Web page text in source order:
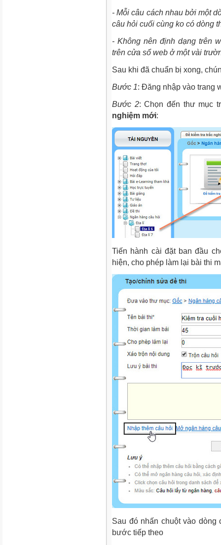
- Mỗi câu cách nhau bởi một
câu hỏi cuối cùng ko có dòng
- Không nên định dạng trên
trên cửa sổ web ở một vài
Sau khi đã chuẩn bị xong,
Bước 1: Đăng nhập vào trang
Bước 2: Chọn đến thư mục
nghiệm mới:
Tiến hành cài đặt ban đầu
hiện, cho phép làm lại bài thi
Sau đó nhấn chuột vào dòng
bước tiếp theo